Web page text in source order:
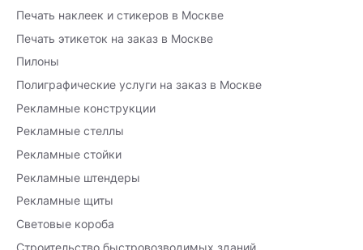
Печать наклеек и стикеров в Москве
Печать этикеток на заказ в Москве
Пилоны
Полиграфические услуги на заказ в Москве
Рекламные конструкции
Рекламные стеллы
Рекламные стойки
Рекламные штендеры
Рекламные щиты
Световые короба
Строительство быстровозводимых зданий